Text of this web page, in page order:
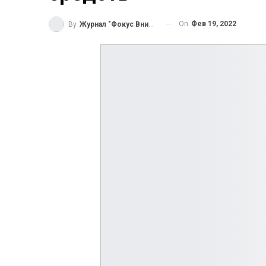
By Журнал "Фокус Внимания" On Фев 19, 2022